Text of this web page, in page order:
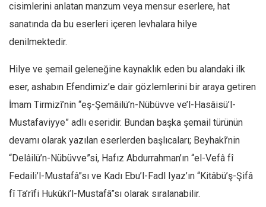
Yusuf Armağan
Hasanali Yıldırım
Leyla Şerif Emin
Selçuk Türkyılmaz
Mehmet Ali Tekin
Abir E. Nahas
Amina S. Jenenkovic
Bağdagül Öz
cisimlerini anlatan manzum veya mensur eserlere, hat
sanatında da bu eserleri içeren levhalara hilye
denilmektedir.
Hilye ve şemail geleneğine kaynaklık eden bu alandaki ilk
eser, ashabın Efendimiz’e dair gözlemlerini bir araya getiren
İmam Tirmizî’nin “eş-Şemâilü’n-Nübüvve ve’l-Hasâisü’l-
Mustafaviyye” adlı eseridir. Bundan başka şemail türünün
devamı olarak yazılan eserlerden başlıcaları; Beyhakî’nin
“Delâilü’n-Nübüvve”si, Hafız Abdurrahman’ın “el-Vefâ fî
Fedaili’l-Mustafâ”sı ve Kadı Ebu’l-Fadl Iyaz’ın “Kitâbü’ş-Şifâ
fî Ta’rîfi Hukûki’l-Mustafâ”sı olarak sıralanabilir.